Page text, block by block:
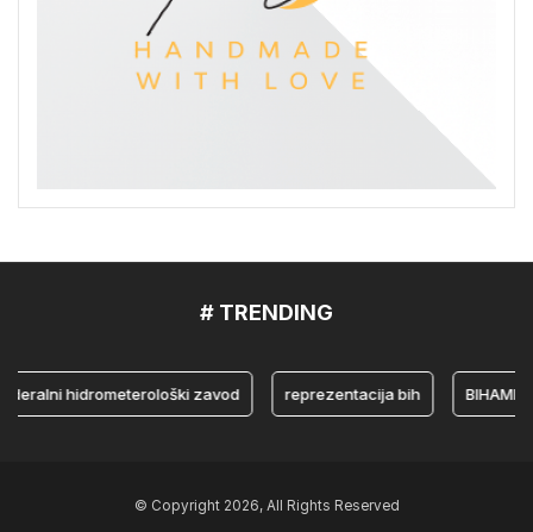
# TRENDING
hidrometerološki zavod reprezentacija bih BIHAMK
© Copyright 2026, All Rights Reserved